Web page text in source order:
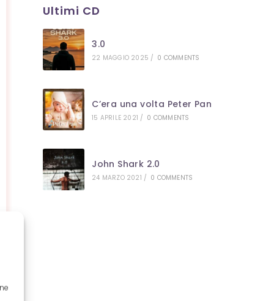
Ultimi CD
3.0
22 MAGGIO 2025 / 0 COMMENTS
C’era una volta Peter Pan
15 APRILE 2021 / 0 COMMENTS
John Shark 2.0
24 MARZO 2021 / 0 COMMENTS